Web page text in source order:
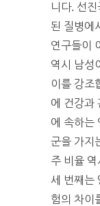
니다. 선
된 질병에
연구들이
역시 남성
이를 강조
에 건강과
에 속하는
군을 가지
주 비율
세 번째는
험의 차이